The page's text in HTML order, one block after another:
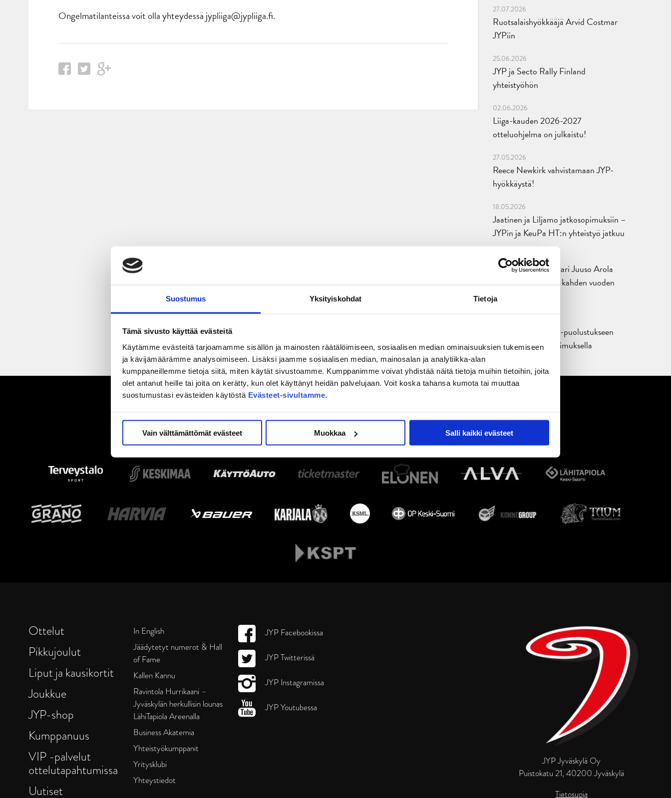
Suostumus Yksityiskohdat Tietoja
Tämä sivusto käyttää evästeitä
Käytämme evästeitä tarjoamamme sisällön ja mainosten räätälöimiseen, sosiaalisen median ominaisuuksien tukemiseen
ja kävijämäärämme analysoimiseen. Lisäksi jaamme sosiaalisen median, mainosalan ja analytiikka-alan
kumppaneillemme tietoja siitä, miten käytät sivustoamme. Kumppanimme voivat yhdistää näitä tietoja muihin tietoihin, joita
olet antanut heille tai joita on kerätty, kun olet käyttänyt heidän palvelujaan. Voit koska tahansa kumota tai muuttaa
suostumustasi evästeiden käytöstä Evästeet-sivultamme.
Vain välttämättömät evästeet Muokkaa Salli kaikki evästeet
Ongelmatilanteissa voit olla yhteydessä jypliiga@jypliiga.fi.
27.07.2026
Ruotsalaishyökkääjä Arvid Costmar
JYPiin
25.06.2026
JYP ja Secto Rally Finland
yhteistyöhön
02.06.2026
Liiga-kauden 2026-2027
otteluohjelma on julkaistu!
27.05.2026
Reece Newkirk vahvistamaan JYP-
hyökkäystä!
18.05.2026
Jaatinen ja Liljamo jatkosopimuksiin –
JYPin ja KeuPa HT:n yhteistyö jatkuu
14.05.2026
Tuore Sveitsin mestari Juuso Arola
JYP-puolustukseen kahden vuoden
sopimuksella
Veeti Väisänen JYP-puolustukseen
kahden vuoden sopimuksella
JYP Jyväskylä Oy
Puistokatu 21, 40200 Jyväskylä
Tietosuoja
Ottelut
Pikkujoulut
Liput ja kausikortit
Joukkue
JYP-shop
Kumppanuus
VIP -palvelut
ottelutapahtumissa
Uutiset
In English
Jäädytetyt numerot & Hall
of Fame
Kallen Kannu
Ravintola Hurrikaani –
Jyväskylän herkullisin lounas
LähiTapiola Areenalla
Business Akatemia
Yhteistyökumppanit
Yritysklubi
Yhteystiedot
JYP Facebookissa
JYP Twitterissä
JYP Instagramissa
JYP Youtubessa